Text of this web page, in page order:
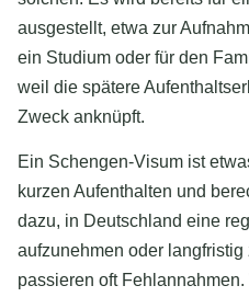
ausgestellt, etwa zur
ein Studium oder für den
weil die spätere
Zweck anknüpft.
Ein Schengen-Visum ist
kurzen Aufenthalten und
dazu, in Deutschland eine
aufzunehmen oder
passieren oft